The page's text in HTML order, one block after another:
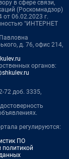
в сфере связи,
(Роскомнадзор)
06.02.2023 г.
"ИНТЕРНЕТ
д. 76, офис 214,
органов:
72 доб. 3335,
регулируются:
ПО
политикой